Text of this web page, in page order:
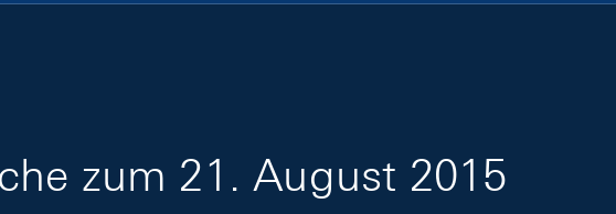
zum 21. August 2015